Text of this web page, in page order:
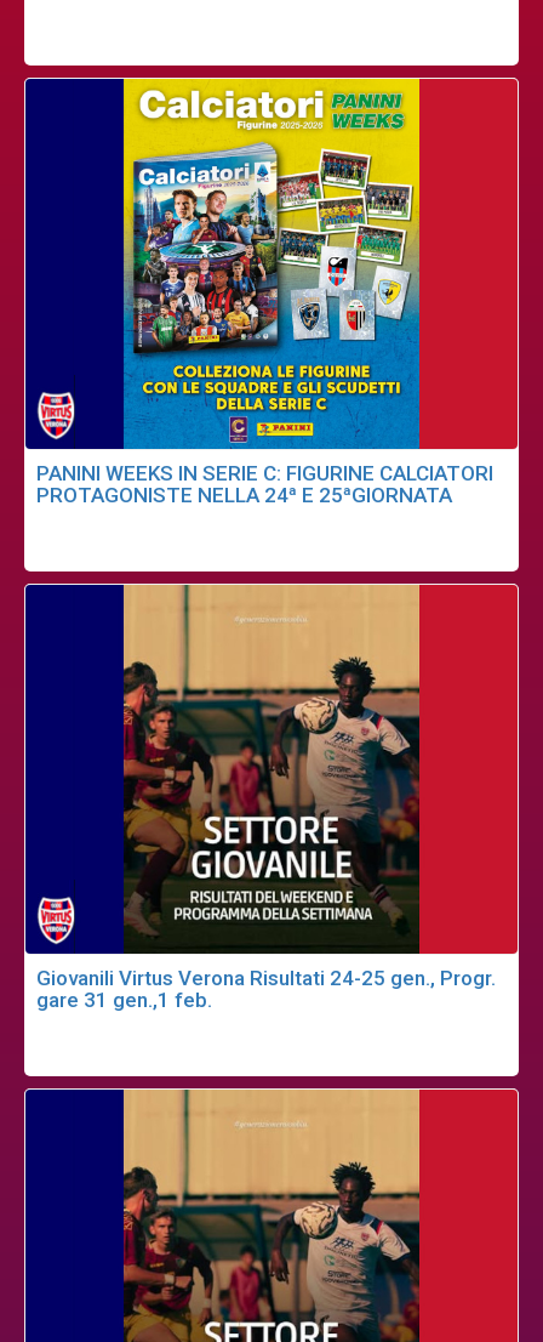
PANINI WEEKS IN SERIE C: FIGURINE CALCIATORI
PROTAGONISTE NELLA 24ª E 25ªGIORNATA
Giovanili Virtus Verona Risultati 24-25 gen., Progr.
gare 31 gen.,1 feb.